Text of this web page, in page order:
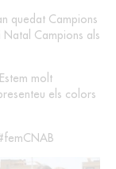
quedat Campions
Campions als
molt
els colors